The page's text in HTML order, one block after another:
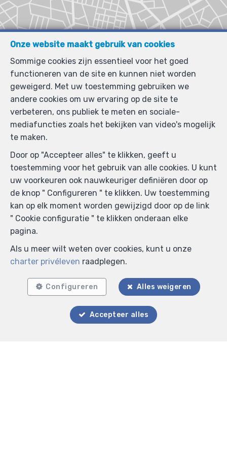
Onze website maakt gebruik van cookies
Sommige cookies zijn essentieel voor het goed
functioneren van de site en kunnen niet worden
geweigerd. Met uw toestemming gebruiken we
andere cookies om uw ervaring op de site te
verbeteren, ons publiek te meten en sociale-
mediafuncties zoals het bekijken van video's mogelijk
te maken.
Door op "Accepteer alles" te klikken, geeft u
toestemming voor het gebruik van alle cookies. U kunt
uw voorkeuren ook nauwkeuriger definiëren door op
de knop " Configureren " te klikken. Uw toestemming
kan op elk moment worden gewijzigd door op de link
" Cookie configuratie " te klikken onderaan elke
pagina.
Als u meer wilt weten over cookies, kunt u onze
charter privéleven raadplegen.
Configureren Alles weigeren
Accepteer alles